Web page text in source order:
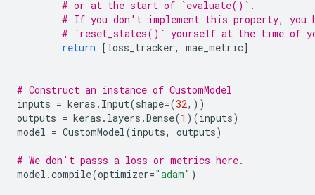
# or at the start of `evaluate()`.
# If you don't implement this property, you
# `reset_states()` yourself at the time of
return [loss_tracker, mae_metric]
# Construct an instance of CustomModel
inputs = keras . Input(shape=(32,))
outputs = keras . layers .Dense(1 )(inputs)
model = CustomModel(inputs, outputs)
# We don't passs a loss or metrics here.
model .compile(optimizer="adam" )